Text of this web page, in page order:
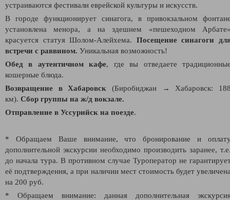
устраиваются фестивали еврейской культуры и искусств.
В городе функционирует синагога, в привокзальном
установлена менора, а на здешнем «пешеходном
красуется статуя Шолом-Алейхема. Посещение синагоги
встречи с раввином. Уникальная возможность!
Обед в аутентичном кафе, где вы отведаете
кошерные блюда.
Возвращение в Хабаровск (Биробиджан →
Хабаровск:
км). Сбор группы на ж/д вокзале.
Отправление в Уссурийск на поезде.
* Обращаем Ваше внимание, что бронирование и
дополнительной экскурсии необходимо производить заранее,
до начала тура. В противном случае Туроператор не
её подтверждения, а при наличии мест стоимость будет
на 200 руб.
* Обращаем внимание: данная дополнительная